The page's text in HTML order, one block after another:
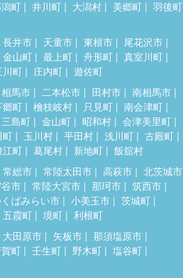
町
井川町 大潟村 美郷町 羽後町
長井市 天童市 東根市
尾花沢市
金山町
最上町 舟形町
真室川町
川町
庄内町
遊佐町
相馬市
二本松市 田村市
南相馬市
郷町
檜枝岐村 只見町
南会津町
三島町
金山町 昭和村
会津美里町
町
玉川村 平田村 浅川町
古殿町
江町
葛尾村 新地町
飯舘村
常総市
常陸太田市 高萩市
北茨城市
市
常陸大宮市 那珂市
筑西市
ばみらい市
小美玉市
茨城町
五霞町
境町
利根町
大田原市
矢板市
那須塩原市
町
壬生町 野木町 塩谷町